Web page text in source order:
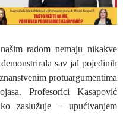
radom nemaju nikakve
sav jal pojedinih
protuargumentima
Profesorici Kasapović
zaslužuje – upućivanjem